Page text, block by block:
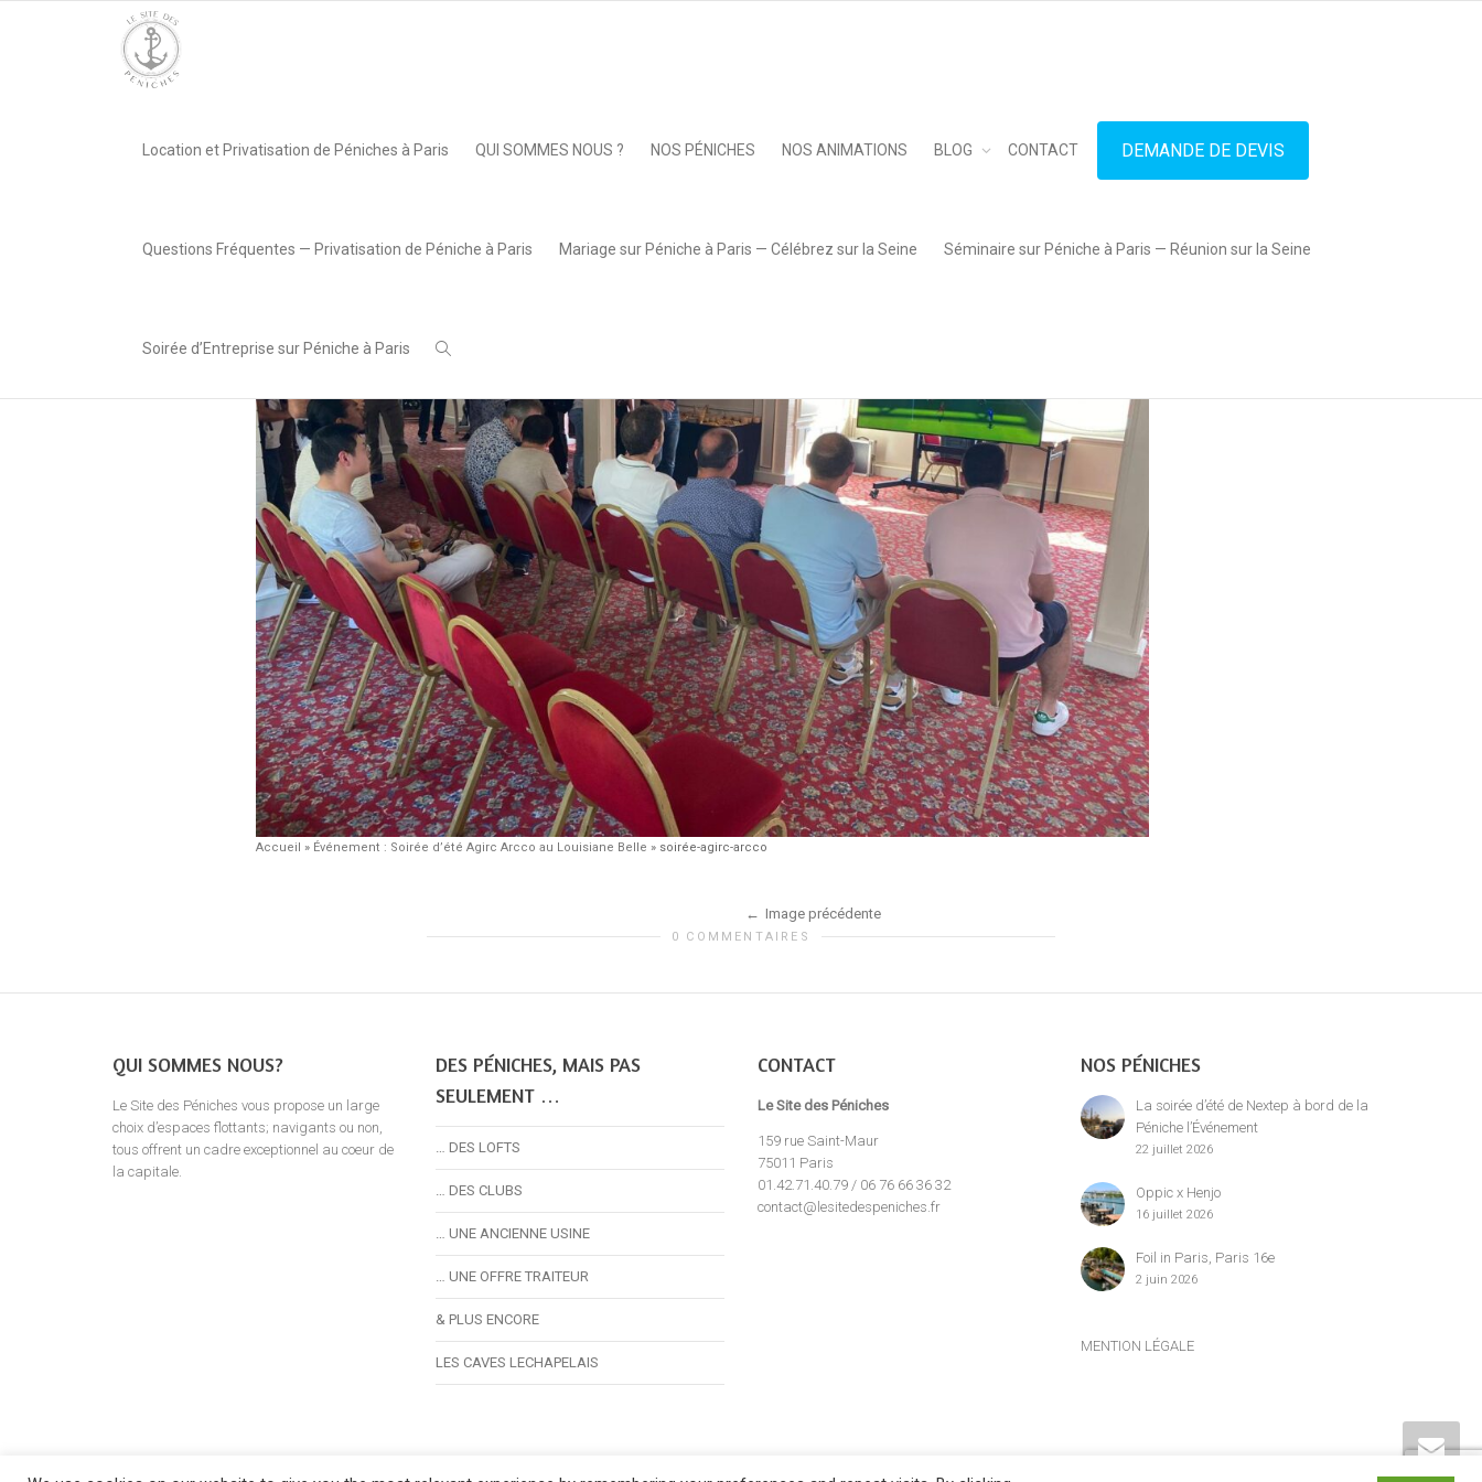
Location et Privatisation de Péniches à Paris QUI SOMMES NOUS ? NOS PÉNICHES NOS ANIMATIONS BLOG CONTACT DEMANDE DE DEVIS
Questions Fréquentes — Privatisation de Péniche à Paris Mariage sur Péniche à Paris — Célébrez sur la Seine Séminaire sur Péniche à Paris — Réunion sur la Seine
Soirée d’Entreprise sur Péniche à Paris
Accueil » Événement : Soirée d’été Agirc Arcco au Louisiane Belle » soirée-agirc-arcco
Image précédente
0 COMMENTAIRES
QUI SOMMES NOUS?
Le Site des Péniches vous propose un large
choix d’espaces flottants; navigants ou non,
tous offrent un cadre exceptionnel au coeur de
la capitale.
DES PÉNICHES, MAIS PAS
SEULEMENT …
… DES LOFTS
… DES CLUBS
… UNE ANCIENNE USINE
… UNE OFFRE TRAITEUR
& PLUS ENCORE
LES CAVES LECHAPELAIS
CONTACT
Le Site des Péniches
159 rue Saint-Maur
75011 Paris
01.42.71.40.79 / 06 76 66 36 32
contact@lesitedespeniches.fr
NOS PÉNICHES
La soirée d’été de Nextep à bord de la
Péniche l’Événement
22 juillet 2026
Oppic x Henjo
16 juillet 2026
Foil in Paris, Paris 16e
2 juin 2026
MENTION LÉGALE